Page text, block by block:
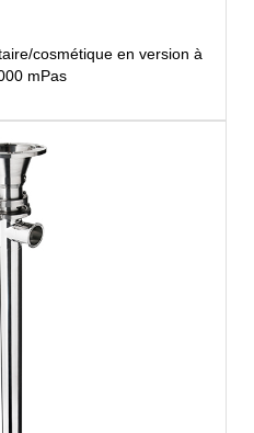
cosmétique en version à
mPas